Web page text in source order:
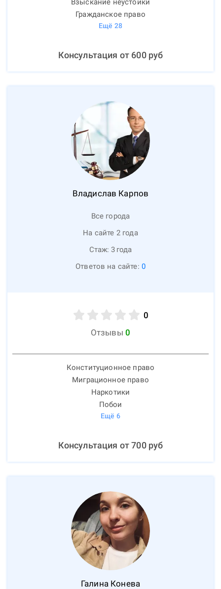
Взыскание неустойки
Гражданское право
Ещё 28
Консультация от 600руб
Владислав Карпов
Все города
На сайте 2 года
Стаж: 3 года
Ответов на сайте: 0
0
Отзывы 0
Конституционное право
Миграционное право
Наркотики
Побои
Ещё 6
Консультация от700руб
Галина Конева